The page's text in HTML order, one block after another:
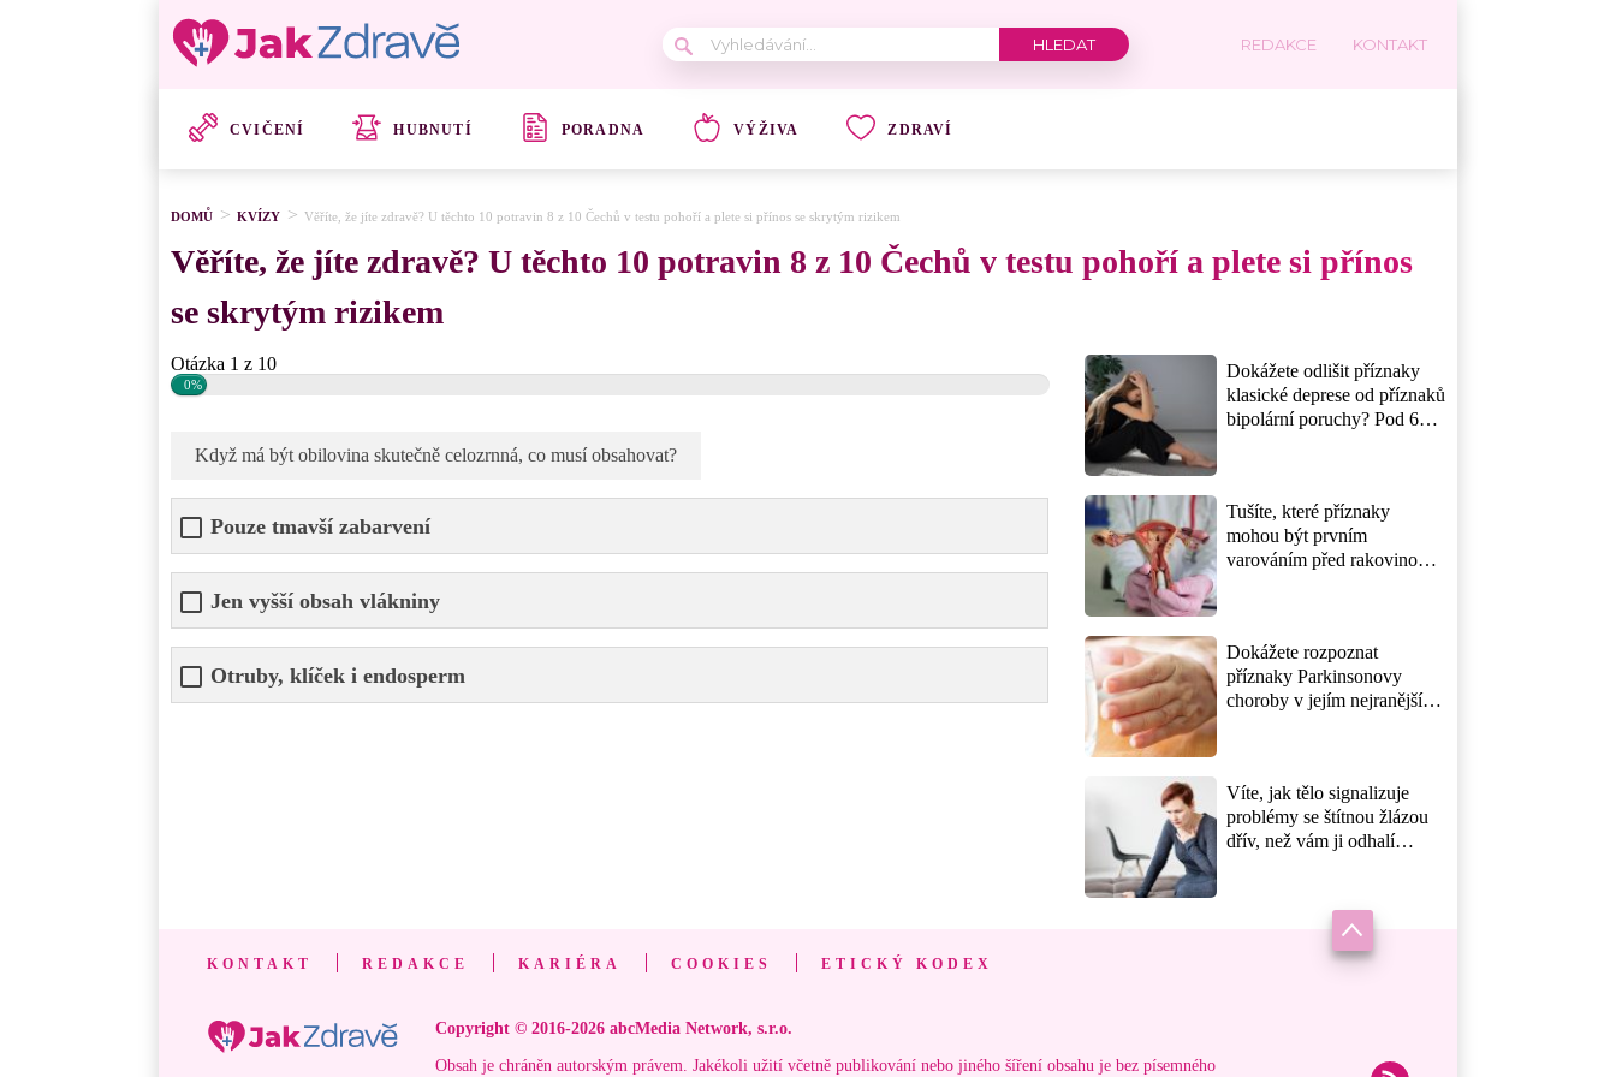
REDAKCE KONTAKT
CVIČENÍ HUBNUTÍ PORADNA VÝŽIVA ZDRAVÍ
DOMŮ KVÍZY Věříte, že jíte zdravě? U těchto 10 potravin 8 z 10 Čechů v testu pohoří a plete si přínos se skrytým rizikem
Věříte, že jíte zdravě? U těchto 10 potravin 8 z 10 Čechů v testu pohoří a plete si přínos
se skrytým rizikem
Otázka 1 z 10
0%
Když má být obilovina skutečně celozrnná, co musí obsahovat?
Pouze tmavší zabarvení
Jen vyšší obsah vlákniny
Otruby, klíček i endosperm
Dokážete odlišit příznaky
klasické deprese od příznaků
bipolární poruchy? Pod 6
Tušíte, které příznaky
mohou být prvním
varováním před rakovinou
neberou jako ztrátu času
Dokážete rozpoznat
příznaky Parkinsonovy
choroby v jejím nejranějším
rukou
Víte, jak tělo signalizuje
problémy se štítnou žlázou
dřív, než vám ji odhalí
mnozí ji přehlíží roky
KONTAKT REDAKCE KARIÉRA COOKIES ETICKÝ KODEX
Copyright © 2016-2026 abcMedia Network, s.r.o.
Obsah je chráněn autorským právem. Jakékoli užití včetně publikování nebo jiného šíření obsahu je bez písemného